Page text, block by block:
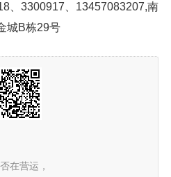
、3300917、13457083207,南
城B栋29号
在营运，